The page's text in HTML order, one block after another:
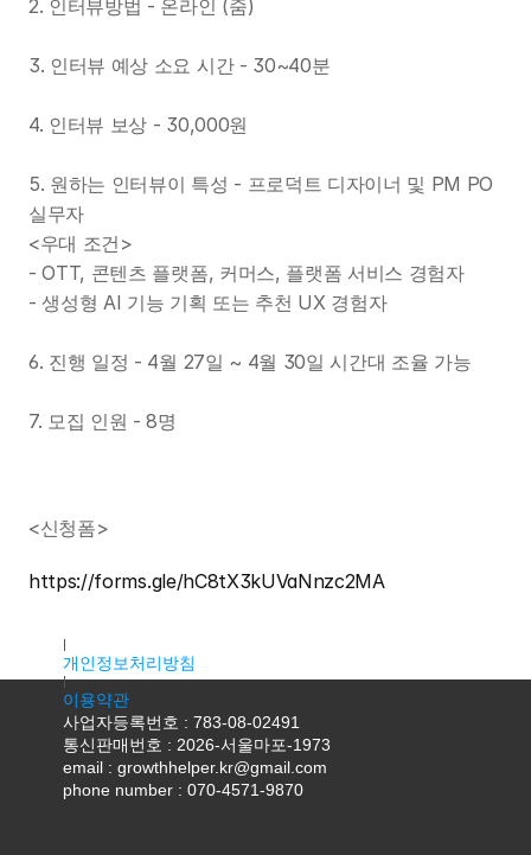
2. 인터뷰방법 - 온라인 (줌)
3. 인터뷰 예상 소요 시간 - 30~40분
4. 인터뷰 보상 - 30,000원
5. 원하는 인터뷰이 특성 - 프로덕트 디자이너 및 PM PO
실무자
<우대 조건>
- OTT, 콘텐츠 플랫폼, 커머스, 플랫폼 서비스 경험자
- 생성형 AI 기능 기획 또는 추천 UX 경험자
6. 진행 일정 - 4월 27일 ~ 4월 30일 시간대 조율 가능
7. 모집 인원 - 8명
<신청폼>
https://forms.gle/hC8tX3kUVaNnzc2MA
개인정보처리방침
이용약관
사업자등록번호 : 783-08-02491
통신판매번호 : 2026-서울마포-1973
email : growthhelper.kr@gmail.com
phone number : 070-4571-9870